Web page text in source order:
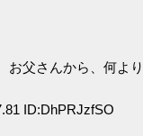
父さんから、何より
ID:DhPRJzfSO